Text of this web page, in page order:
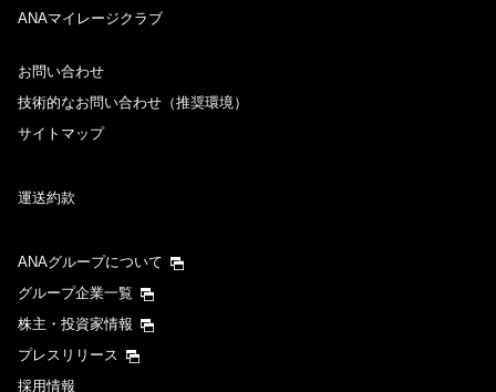
ANAマイレージクラブ
お問い合わせ
技術的なお問い合わせ（推奨環境）
サイトマップ
運送約款
ANAグループについて
グループ企業一覧
株主・投資家情報
プレスリリース
採用情報